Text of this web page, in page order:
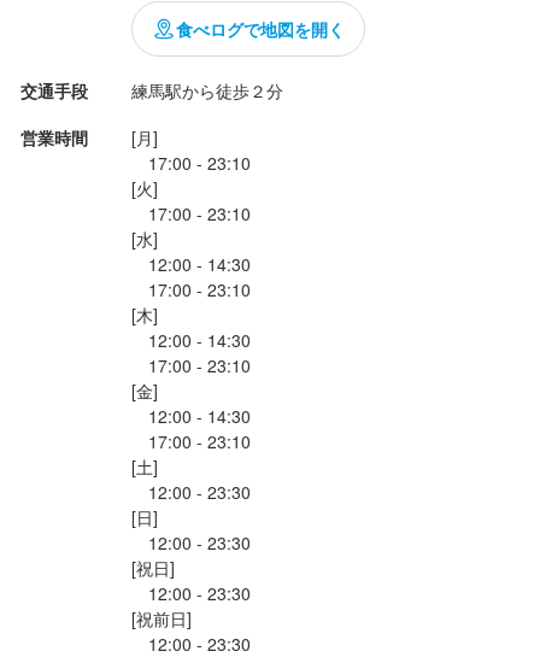
食べログで地図を開く
交通手段
練馬駅から徒歩２分
営業時間
[月]
17:00 - 23:10
[火]
17:00 - 23:10
[水]
12:00 - 14:30
17:00 - 23:10
[木]
12:00 - 14:30
17:00 - 23:10
[金]
12:00 - 14:30
17:00 - 23:10
[土]
12:00 - 23:30
[日]
12:00 - 23:30
[祝日]
12:00 - 23:30
[祝前日]
12:00 - 23:30